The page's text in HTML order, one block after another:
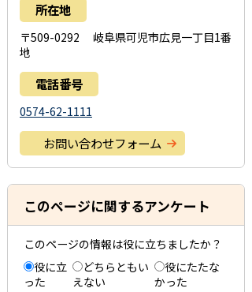
所在地
〒509-0292 岐阜県可児市広見一丁目1番
地
電話番号
0574-62-1111
お問い合わせフォーム
このページに関するアンケート
このページの情報は役に立ちましたか？
役に立
った
どちらともい
えない
役にたたな
かった